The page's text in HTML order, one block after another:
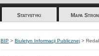
Statystyki Mapa
BIP > Biuletyn Informacji Publicznej >